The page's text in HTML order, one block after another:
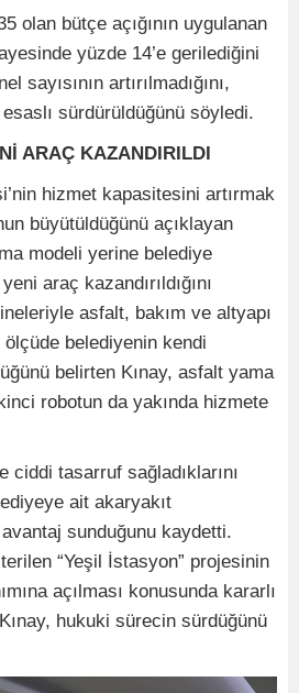
olan bütçe açığının uygulanan
yüzde 14’e gerilediğini
sayısının artırılmadığını,
sürdürüldüğünü söyledi.
ARAÇ KAZANDIRILDI
hizmet kapasitesini artırmak
büyütüldüğünü açıklayan
modeli yerine belediye
araç kazandırıldığını
asfalt, bakım ve altyapı
ölçüde belediyenin kendi
belirten Kınay, asfalt yama
robotun da yakında hizmete
ciddi tasarruf sağladıklarını
ait akaryakıt
sunduğunu kaydetti.
“Yeşil İstasyon” projesinin
açılması konusunda kararlı
hukuki sürecin sürdüğünü